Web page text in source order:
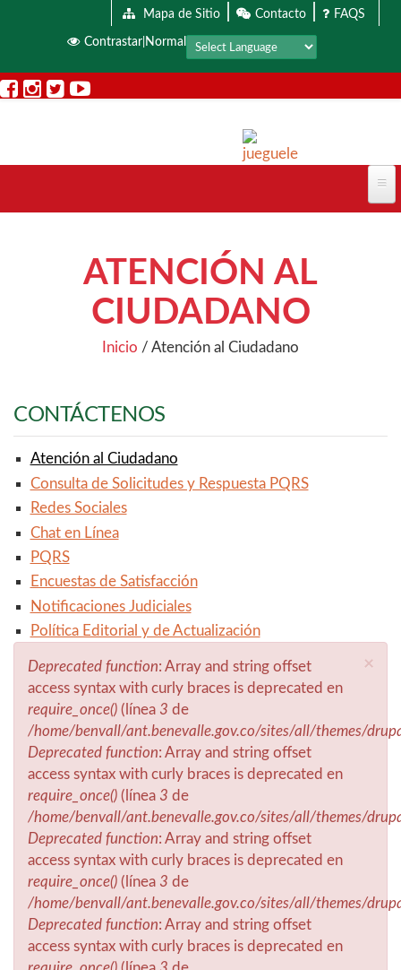
Pasar al contenido principalMapa de Sitio| Contacto| FAQS
Contrastar| Normal
ATENCIÓN AL
CIUDADANO
Inicio / Atención al Ciudadano
CONTÁCTENOS
Atención al Ciudadano
Consulta de Solicitudes y Respuesta PQRS
Redes Sociales
Chat en Línea
PQRS
Encuestas de Satisfacción
Notificaciones Judiciales
Política Editorial y de Actualización
×
Mensaje de error
Deprecated function: Array and string offset
access syntax with curly braces is deprecated en
require_once() (línea 3 de
/home/benvall/ant.benevalle.gov.co/sites/all/themes/
Deprecated function: Array and string offset
access syntax with curly braces is deprecated en
require_once() (línea 3 de
/home/benvall/ant.benevalle.gov.co/sites/all/themes/
Deprecated function: Array and string offset
access syntax with curly braces is deprecated en
require_once() (línea 3 de
/home/benvall/ant.benevalle.gov.co/sites/all/themes/
Deprecated function: Array and string offset
access syntax with curly braces is deprecated en